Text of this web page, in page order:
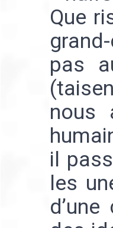
Que
pas
nous
il
les